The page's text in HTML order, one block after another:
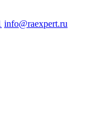
info@raexpert.ru